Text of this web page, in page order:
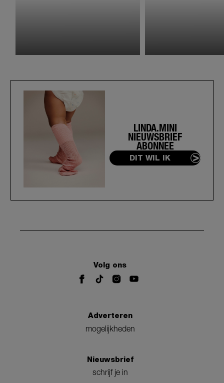
LINDA.MINI
NIEUWSBRIEF
ABONNEE
DIT WIL IK
Volg ons
Adverteren
mogelijkheden
Nieuwsbrief
schrijf je in